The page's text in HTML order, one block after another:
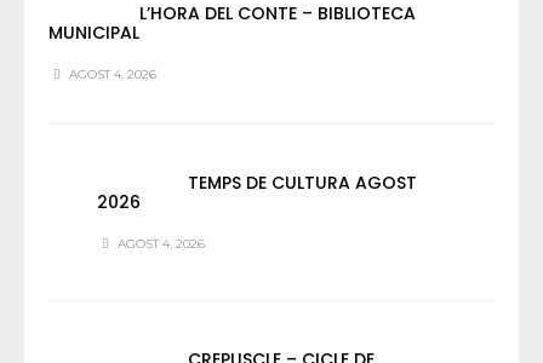
L’HORA DEL CONTE – BIBLIOTECA
MUNICIPAL
AGOST 4, 2026
TEMPS DE CULTURA AGOST
2026
AGOST 4, 2026